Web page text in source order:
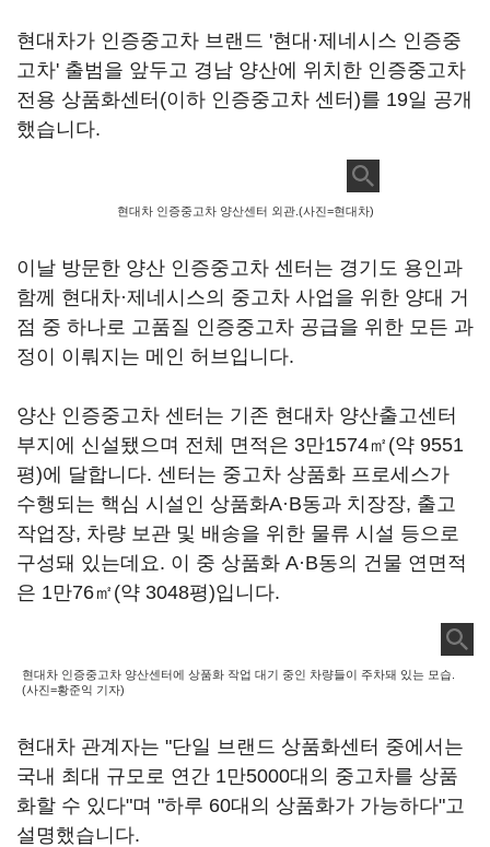
현대차가 인증중고차 브랜드 '현대·제네시스 인증중
고차' 출범을 앞두고 경남 양산에 위치한 인증중고차
전용 상품화센터(이하 인증중고차 센터)를 19일 공개
했습니다.
현대차 인증중고차 양산센터 외관.(사진=현대차)
이날 방문한 양산 인증중고차 센터는 경기도 용인과
함께 현대차·제네시스의 중고차 사업을 위한 양대 거
점 중 하나로 고품질 인증중고차 공급을 위한 모든 과
정이 이뤄지는 메인 허브입니다.
양산 인증중고차 센터는 기존 현대차 양산출고센터
부지에 신설됐으며 전체 면적은 3만1574㎡(약 9551
평)에 달합니다. 센터는 중고차 상품화 프로세스가
수행되는 핵심 시설인 상품화A·B동과 치장장, 출고
작업장, 차량 보관 및 배송을 위한 물류 시설 등으로
구성돼 있는데요. 이 중 상품화 A·B동의 건물 연면적
은 1만76㎡(약 3048평)입니다.
현대차 인증중고차 양산센터에 상품화 작업 대기 중인 차량들이 주차돼 있는 모습.
(사진=황준익 기자)
현대차 관계자는 "단일 브랜드 상품화센터 중에서는
국내 최대 규모로 연간 1만5000대의 중고차를 상품
화할 수 있다"며 "하루 60대의 상품화가 가능하다"고
설명했습니다.